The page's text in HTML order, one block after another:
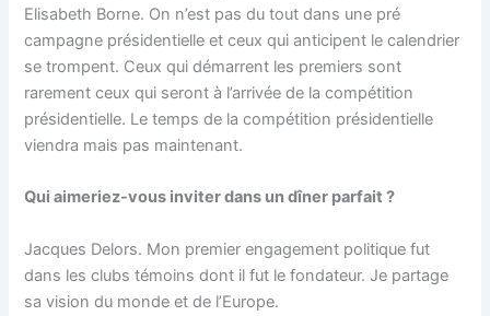
Elisabeth Borne. On n’est pas du tout dans une pré
campagne présidentielle et ceux qui anticipent le calendrier
se trompent. Ceux qui démarrent les premiers sont
rarement ceux qui seront à l’arrivée de la compétition
présidentielle. Le temps de la compétition présidentielle
viendra mais pas maintenant.
Qui aimeriez-vous inviter dans un dîner parfait ?
Jacques Delors. Mon premier engagement politique fut
dans les clubs témoins dont il fut le fondateur. Je partage
sa vision du monde et de l’Europe.